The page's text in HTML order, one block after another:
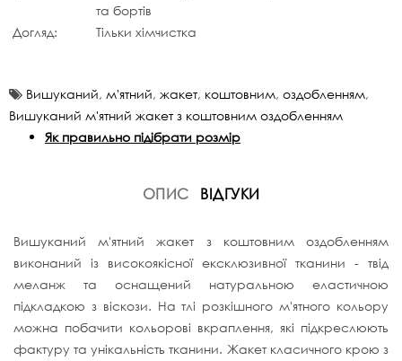
та бортів
Догляд:
Тільки хімчистка
Вишуканий, м'ятний, жакет, коштовним, оздобленням,
Вишуканий м'ятний жакет з коштовним оздобленням
Як правильно підібрати розмір
ОПИС ВІДГУКИ
Вишуканий м'ятний жакет з коштовним оздобленням
виконаний із високоякісної ексклюзивної тканини - твід
меланж та оснащений натуральною еластичною
підкладкою з віскози. На тлі розкішного м'ятного кольору
можна побачити кольорові вкраплення, які підкреслюють
фактуру та унікальність тканини. Жакет класичного крою з